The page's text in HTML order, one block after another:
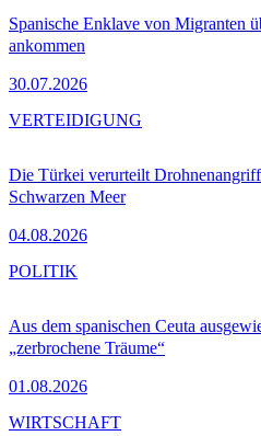
Spanische Enklave von Migranten
ankommen
30.07.2026
Die Türkei verurteilt
Schwarzen Meer
04.08.2026
VERTEIDIGUNG
Aus dem spanischen Ceuta
„zerbrochene Träume“
01.08.2026
POLITIK
WIRTSCHAFT